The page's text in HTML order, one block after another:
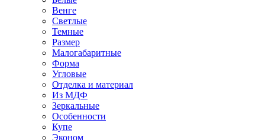
Венге
Светлые
Темные
Размер
Малогабаритные
Форма
Угловые
Отделка и материал
Из МДФ
Зеркальные
Особенности
Купе
Эконом